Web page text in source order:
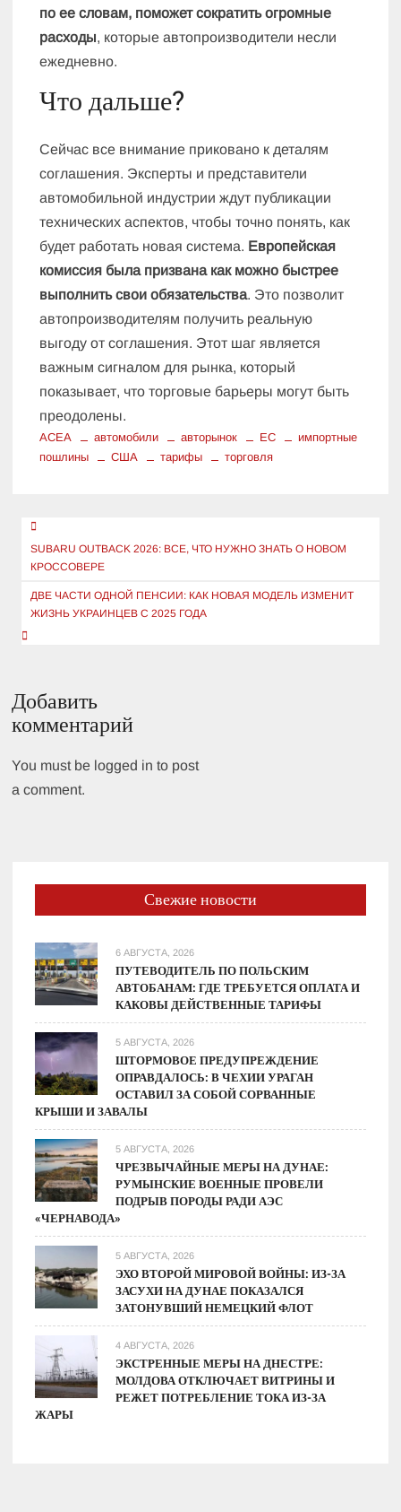
по ее словам, поможет сократить огромные
расходы, которые автопроизводители несли
ежедневно.
Что дальше?
Сейчас все внимание приковано к деталям
соглашения. Эксперты и представители
автомобильной индустрии ждут публикации
технических аспектов, чтобы точно понять, как
будет работать новая система. Европейская
комиссия была призвана как можно быстрее
выполнить свои обязательства. Это позволит
автопроизводителям получить реальную
выгоду от соглашения. Этот шаг является
важным сигналом для рынка, который
показывает, что торговые барьеры могут быть
преодолены.
ACEA автомобили авторынок ЕС
импортные
пошлины
США тарифы торговля
Навигация
по
записям
SUBARU OUTBACK 2026: ВСЕ, ЧТО НУЖНО ЗНАТЬ О НОВОМ
КРОССОВЕРЕ
ДВЕ ЧАСТИ ОДНОЙ ПЕНСИИ: КАК НОВАЯ МОДЕЛЬ ИЗМЕНИТ
ЖИЗНЬ УКРАИНЦЕВ С 2025 ГОДА
Добавить
комментарий
You must be logged in to post
a comment.
Свежие новости
6 АВГУСТА, 2026
ПУТЕВОДИТЕЛЬ ПО ПОЛЬСКИМ
АВТОБАНАМ: ГДЕ ТРЕБУЕТСЯ ОПЛАТА И
КАКОВЫ ДЕЙСТВЕННЫЕ ТАРИФЫ
5 АВГУСТА, 2026
ШТОРМОВОЕ ПРЕДУПРЕЖДЕНИЕ
ОПРАВДАЛОСЬ: В ЧЕХИИ УРАГАН
ОСТАВИЛ ЗА СОБОЙ СОРВАННЫЕ
КРЫШИ И ЗАВАЛЫ
5 АВГУСТА, 2026
ЧРЕЗВЫЧАЙНЫЕ МЕРЫ НА ДУНАЕ:
РУМЫНСКИЕ ВОЕННЫЕ ПРОВЕЛИ
ПОДРЫВ ПОРОДЫ РАДИ АЭС
«ЧЕРНАВОДА»
5 АВГУСТА, 2026
ЭХО ВТОРОЙ МИРОВОЙ ВОЙНЫ: ИЗ-ЗА
ЗАСУХИ НА ДУНАЕ ПОКАЗАЛСЯ
ЗАТОНУВШИЙ НЕМЕЦКИЙ ФЛОТ
4 АВГУСТА, 2026
ЭКСТРЕННЫЕ МЕРЫ НА ДНЕСТРЕ:
МОЛДОВА ОТКЛЮЧАЕТ ВИТРИНЫ И
РЕЖЕТ ПОТРЕБЛЕНИЕ ТОКА ИЗ-ЗА
ЖАРЫ